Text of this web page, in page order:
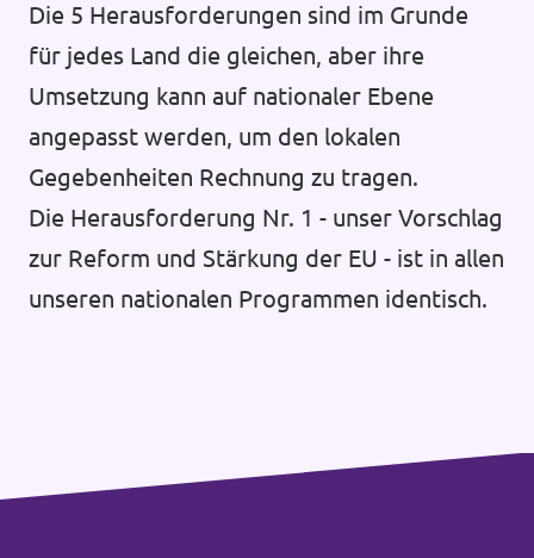
Die 5 Herausforderungen sind im Grunde
für jedes Land die gleichen, aber ihre
Umsetzung kann auf nationaler Ebene
angepasst werden, um den lokalen
Gegebenheiten Rechnung zu tragen.
Die Herausforderung Nr. 1 - unser Vorschlag
zur Reform und Stärkung der EU - ist in allen
unseren nationalen Programmen identisch.